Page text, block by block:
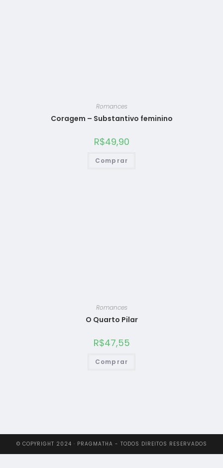
Romances
Coragem – Substantivo feminino
R$49,90
Comprar
Romances
O Quarto Pilar
R$47,55
Comprar
© COPYRIGHT 2024 · PRAGMATHA - TODOS DIREITOS RESERVADOS